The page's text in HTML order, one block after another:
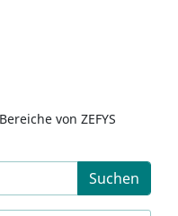
von ZEFYS
Suchen